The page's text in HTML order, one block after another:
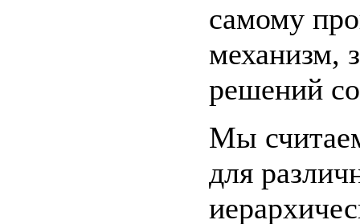
самому
механизм,
решений
Мы
для